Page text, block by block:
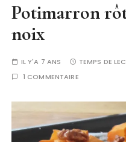
Potimarron
noix
IL Y'A 7 ANS TEMPS DE
1 COMMENTAIRE